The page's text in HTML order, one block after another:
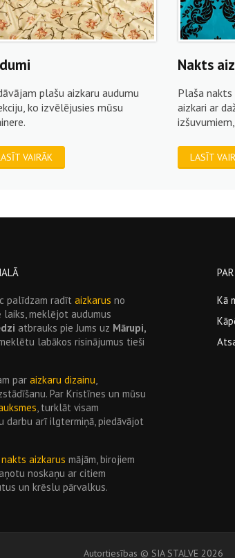
plašu aizkaru audumu
ko izvēlējusies mūsu
VAIRĀK
Nakts
Plaša nakts
aizkari ar
LASĪT
palīdzam radīt aizkarus no
laiks, meklējot audumus
atbrauks pie Jums uz Mārupi,
labākos risinājumus tieši
par aizkaru dizainu,
Par Kristīnes un mūsu
, turklāt visam
darbu arī ilgtermiņā, piedāvājot
nakts aizkarus mājām, birojiem
noskaņu ar citiem
un krēslu pārvalkus.
Kā
Autortiesības © SIA STALVE 2026